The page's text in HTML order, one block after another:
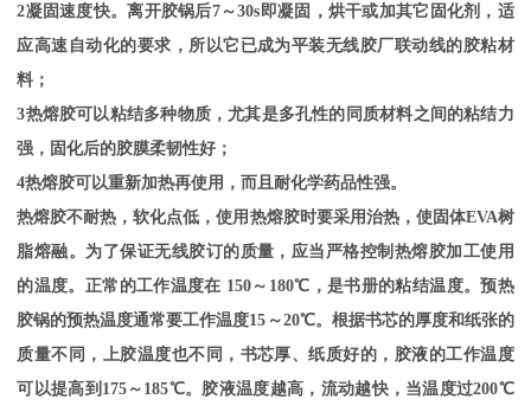
2凝固速度快。离开胶锅后7～30s即凝固，烘干或加其它固化剂，适
应高速自动化的要求，所以它已成为平装无线胶厂联动线的胶粘材
料；
3热熔胶可以粘结多种物质，尤其是多孔性的同质材料之间的粘结力
强，固化后的胶膜柔韧性好；
4热熔胶可以重新加热再使用，而且耐化学药品性强。
热熔胶不耐热，软化点低，使用热熔胶时要采用治热，使固体EVA树
脂熔融。为了保证无线胶订的质量，应当严格控制热熔胶加工使用
的温度。正常的工作温度在 150～180℃，是书册的粘结温度。预热
胶锅的预热温度通常要工作温度15～20℃。根据书芯的厚度和纸张的
质量不同，上胶温度也不同，书芯厚、纸质好的，胶液的工作温度
可以提高到175～185℃。胶液温度越高，流动越快，当温度过200℃